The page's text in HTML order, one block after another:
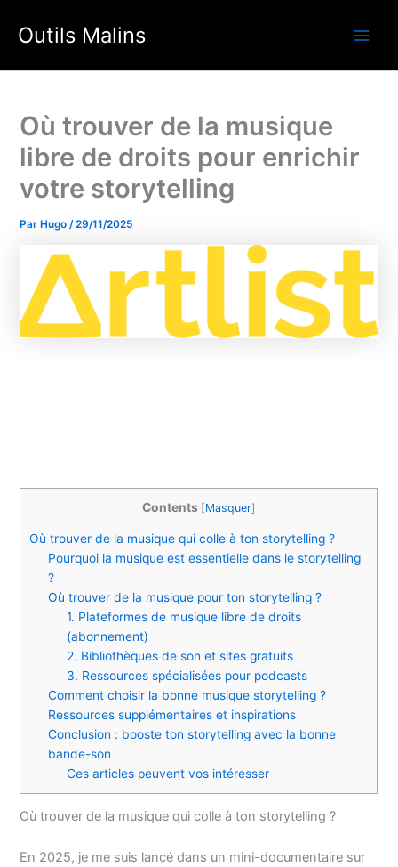
Outils Malins
Où trouver de la musique
libre de droits pour enrichir
votre storytelling
ParHugo /29/11/2025
Contents [Masquer]
Où trouver de la musique qui colle à ton storytelling ?
Pourquoi la musique est essentielle dans le storytelling
?
Où trouver de la musique pour ton storytelling ?
1. Plateformes de musique libre de droits
(abonnement)
2. Bibliothèques de son et sites gratuits
3. Ressources spécialisées pour podcasts
Comment choisir la bonne musique storytelling ?
Ressources supplémentaires et inspirations
Conclusion : booste ton storytelling avec la bonne
bande-son
Ces articles peuvent vos intéresser
Où trouver de la musique qui colle à ton storytelling ?
En 2025, je me suis lancé dans un mini-documentaire sur